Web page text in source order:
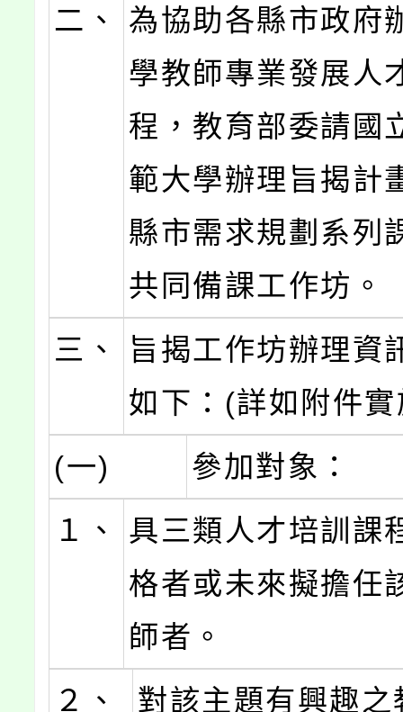
二、
為協助各縣市政府
學教師專業發展人
程，教育部委請國
範大學辦理旨揭計
縣市需求規劃系列
共同備課工作坊。
三、
旨揭工作坊辦理資
如下：(詳如附件
(一)
參加對象：
１、
具三類人才培訓課
格者或未來擬擔任
師者。
２、
對該主題有興趣之